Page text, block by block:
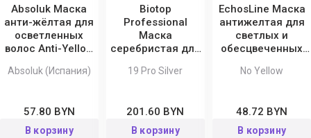
Absoluk Маска
анти-жёлтая для
осветленных
волос Anti-Yellow
Absoluk (Испания)
57.80 BYN
В корзину
Biotop
Professional
Маска
серебристая для
желтизны 19 Pro
19 Pro Silver
201.60 BYN
В корзину
EchosLine Маска
антижелтая для
светлых и
обесцвеченных
Vegan
No Yellow
48.72 BYN
В корзину